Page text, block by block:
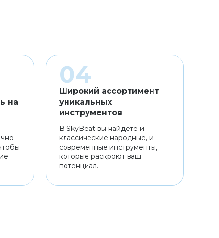
на
Широкий ассортимент
уникальных
инструментов
В SkyBeat вы найдете и
классические народные, и
современные инструменты,
которые раскроют ваш
потенциал.